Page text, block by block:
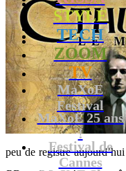
STYLE
TECH
ZOOM
TV
MaXoE
Festival
MaXoE 25 ans
!
Festival de
Cannes
peu de registre